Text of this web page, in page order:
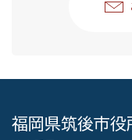
福岡県筑後市役